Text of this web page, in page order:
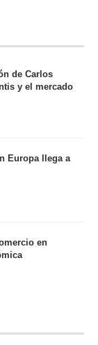
de Carlos
y el mercado
Europa llega a
en